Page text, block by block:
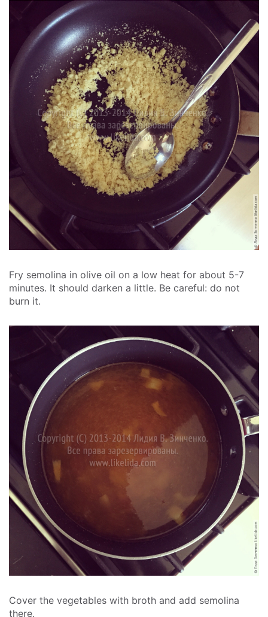
Fry semolina in olive oil on a low heat for about 5-7
minutes. It should darken a little. Be careful: do not
burn it.
Cover the vegetables with broth and add semolina
there.